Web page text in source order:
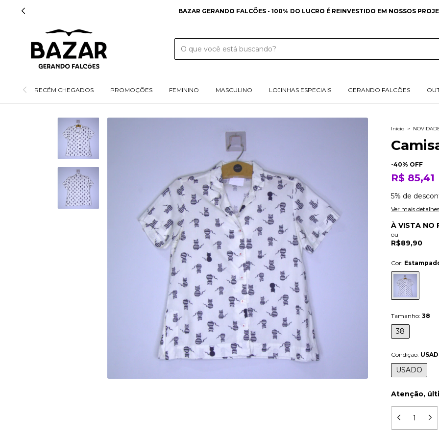
FRETE GRÁTIS NAS COMPRAS ACIMA
RECÉM CHEGADOS PROMOÇÕES FEMININO MASCULINO LOJINHAS ESPECIAIS GERANDO FALCÕES
Início >
-40% OFF
R$ 85,41
5% de
Ver mais detalhes
À VISTA NO
ou
R$89,90
Cor:
Tamanho: 38
38
Condição:
USADO
Atenção,